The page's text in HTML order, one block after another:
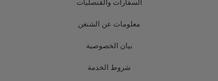
السفارات والقنصليات
معلومات عن الشنغن
بيان الخصوصية
شروط الخدمة